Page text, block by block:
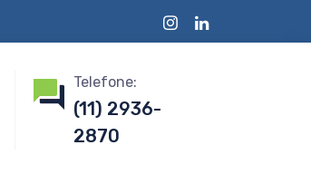
Telefone:
(11) 2936-
2870